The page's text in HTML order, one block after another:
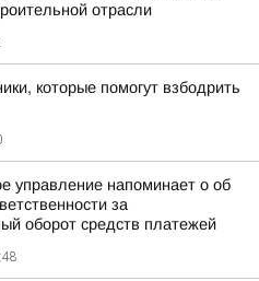
отрасли
которые помогут взбодрить
управление напоминает о об
за
оборот средств платежей